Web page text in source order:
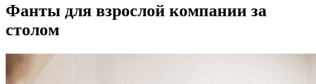
Фанты для взрослой компании за
столом